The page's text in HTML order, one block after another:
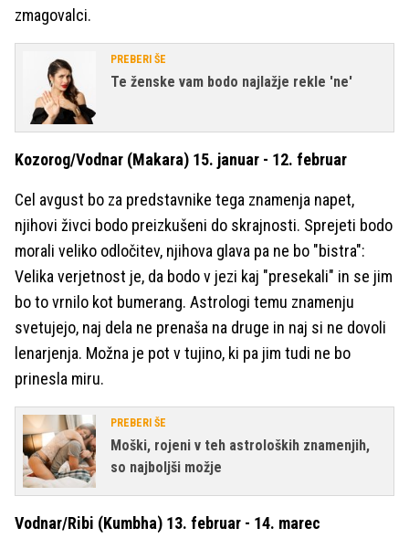
zmagovalci.
PREBERI ŠE
Te ženske vam bodo najlažje rekle 'ne'
Kozorog/Vodnar (Makara) 15. januar - 12. februar
Cel avgust bo za predstavnike tega znamenja napet,
njihovi živci bodo preizkušeni do skrajnosti. Sprejeti bodo
morali veliko odločitev, njihova glava pa ne bo "bistra":
Velika verjetnost je, da bodo v jezi kaj "presekali" in se jim
bo to vrnilo kot bumerang. Astrologi temu znamenju
svetujejo, naj dela ne prenaša na druge in naj si ne dovoli
lenarjenja. Možna je pot v tujino, ki pa jim tudi ne bo
prinesla miru.
PREBERI ŠE
Moški, rojeni v teh astroloških znamenjih,
so najboljši možje
Vodnar/Ribi (Kumbha) 13. februar - 14. marec